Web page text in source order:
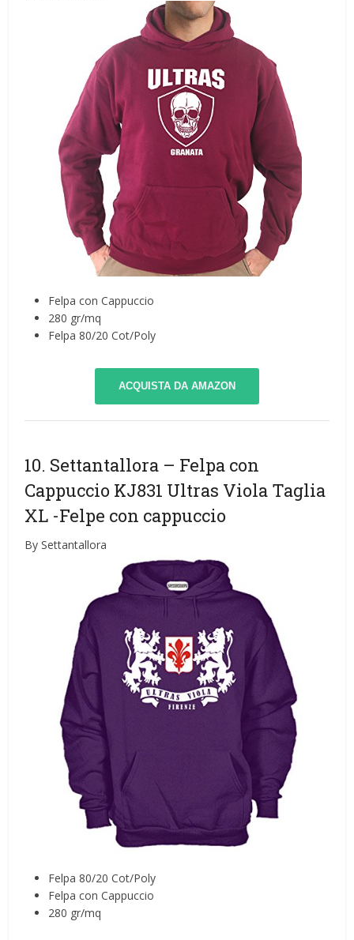
Felpa con Cappuccio
280 gr/mq
Felpa 80/20 Cot/Poly
ACQUISTA DA AMAZON
10. Settantallora – Felpa con
Cappuccio KJ831 Ultras Viola Taglia
XL -Felpe con cappuccio
By Settantallora
Felpa 80/20 Cot/Poly
Felpa con Cappuccio
280 gr/mq